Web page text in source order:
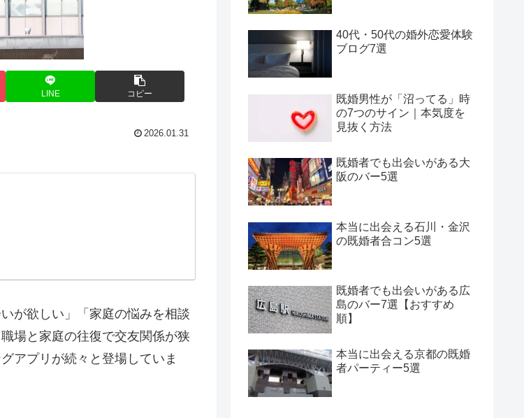
LINE コピー
2026.01.31
が欲しい」「家庭の悩みを相談
場と家庭の往復で交友関係が狭
アプリが続々と登場していま
40代・50代の婚外恋愛体験
ブログ7選
既婚男性が「沼ってる」時
の7つのサイン｜本気度を
見抜く方法
既婚者でも出会いがある大
阪のバー5選
本当に出会える石川・金沢
の既婚者合コン5選
既婚者でも出会いがある広
島のバー7選【おすすめ
順】
本当に出会える京都の既婚
者パーティー5選